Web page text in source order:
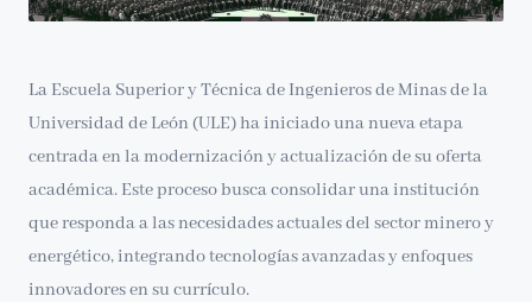
La Escuela Superior y Técnica de Ingenieros de Minas de la
Universidad de León (ULE) ha iniciado una nueva etapa
centrada en la modernización y actualización de su oferta
académica. Este proceso busca consolidar una institución
que responda a las necesidades actuales del sector minero y
energético, integrando tecnologías avanzadas y enfoques
innovadores en su currículo.